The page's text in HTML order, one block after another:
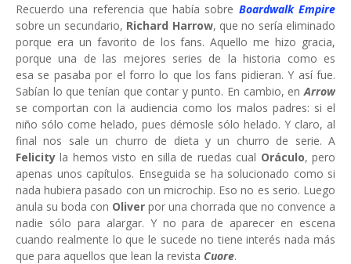
Recuerdo una referencia que había sobre Boardwalk Empire
sobre un secundario, Richard Harrow, que no sería eliminado
porque era un favorito de los fans. Aquello me hizo gracia,
porque una de las mejores series de la historia como es
esa se pasaba por el forro lo que los fans pidieran. Y así fue.
Sabían lo que tenían que contar y punto. En cambio, en Arrow
se comportan con la audiencia como los malos padres: si el
niño sólo come helado, pues démosle sólo helado. Y claro, al
final nos sale un churro de dieta y un churro de serie. A
Felicity la hemos visto en silla de ruedas cual Oráculo, pero
apenas unos capítulos. Enseguida se ha solucionado como si
nada hubiera pasado con un microchip. Eso no es serio. Luego
anula su boda con Oliver por una chorrada que no convence a
nadie sólo para alargar. Y no para de aparecer en escena
cuando realmente lo que le sucede no tiene interés nada más
que para aquellos que lean la revista Cuore.